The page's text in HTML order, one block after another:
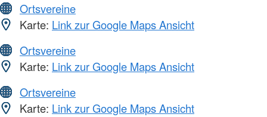
Ortsvereine
Karte: Link zur Google Maps Ansicht
Ortsvereine
Karte: Link zur Google Maps Ansicht
Ortsvereine
Karte: Link zur Google Maps Ansicht